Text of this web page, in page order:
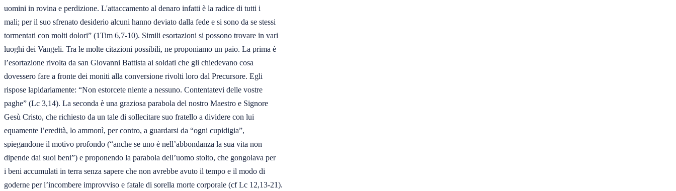
uomini in rovina e perdizione. L'attaccamento al denaro infatti è la radice di tutti i
mali; per il suo sfrenato desiderio alcuni hanno deviato dalla fede e si sono da se stessi
tormentati con molti dolori” (1Tim 6,7-10). Simili esortazioni si possono trovare in vari
luoghi dei Vangeli. Tra le molte citazioni possibili, ne proponiamo un paio. La prima è
l’esortazione rivolta da san Giovanni Battista ai soldati che gli chiedevano cosa
dovessero fare a fronte dei moniti alla conversione rivolti loro dal Precursore. Egli
rispose lapidariamente: “Non estorcete niente a nessuno. Contentatevi delle vostre
paghe” (Lc 3,14). La seconda è una graziosa parabola del nostro Maestro e Signore
Gesù Cristo, che richiesto da un tale di sollecitare suo fratello a dividere con lui
equamente l’eredità, lo ammonì, per contro, a guardarsi da “ogni cupidigia”,
spiegandone il motivo profondo (“anche se uno è nell’abbondanza la sua vita non
dipende dai suoi beni”) e proponendo la parabola dell’uomo stolto, che gongolava per
i beni accumulati in terra senza sapere che non avrebbe avuto il tempo e il modo di
goderne per l’incombere improvviso e fatale di sorella morte corporale (cf Lc 12,13-21).